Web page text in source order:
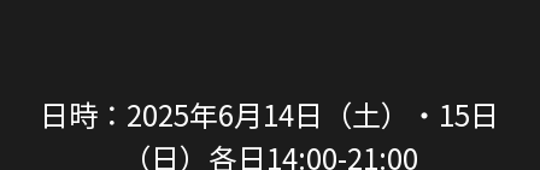
日時：2025年6月14日（土）・15日
（日）各日14:00-21:00